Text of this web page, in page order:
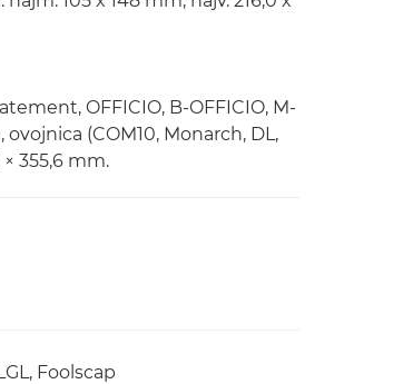
OFFICIO, B-OFFICIO, M-
ovojnica (COM10, Monarch, DL,
355,6 mm.
Foolscap